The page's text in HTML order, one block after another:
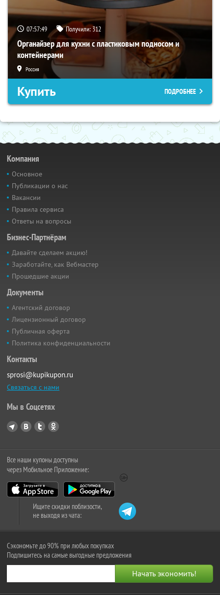
07:57:48 Получили: 312
Органайзер для кухни с пластиковым подносом и
контейнерами
Россия
Купить ПОДРОБНЕЕ
Компания
Основное
Публикации о нас
Вакансии
Правила сервиса
Ответы на вопросы
Бизнес-Партнёрам
Давайте сделаем акцию!
Заработайте, как Вебмастер
Прошедшие акции
Документы
Агентский договор
Лицензионный договор
Публичная оферта
Политика конфиденциальности
Контакты
sprosi@kupikupon.ru
Связаться с нами
Мы в Соцсетях
Все наши купоны доступны
через Мобильное Приложение:
Ищите скидки поблизости,
не выходя из чата:
Сэкономьте до 90% при любых покупках
Подпишитесь на самые выгодные предложения